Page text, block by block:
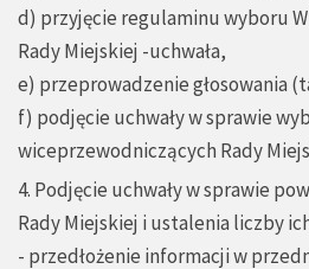
d) przyjęcie regulaminu wyboru
Rady Miejskiej -uchwała,
e) przeprowadzenie głosowania
f) podjęcie uchwały w sprawie
wiceprzewodniczących Rady
4. Podjęcie uchwały w sprawie
Rady Miejskiej i ustalenia liczby
- przedłożenie informacji w